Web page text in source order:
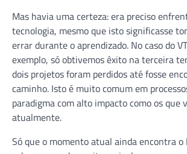
Mas havia uma certeza: era preciso
tecnologia, mesmo que isto significasse
errar durante o aprendizado. No caso do
exemplo, só obtivemos êxito na terceira
dois projetos foram perdidos até fosse
caminho. Isto é muito comum em
paradigma com alto impacto como os que
atualmente.
Só que o momento atual ainda encontra